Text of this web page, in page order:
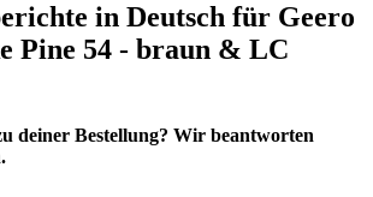
in Deutsch für Geero
Pine 54 - braun & LC
deiner Bestellung? Wir beantworten